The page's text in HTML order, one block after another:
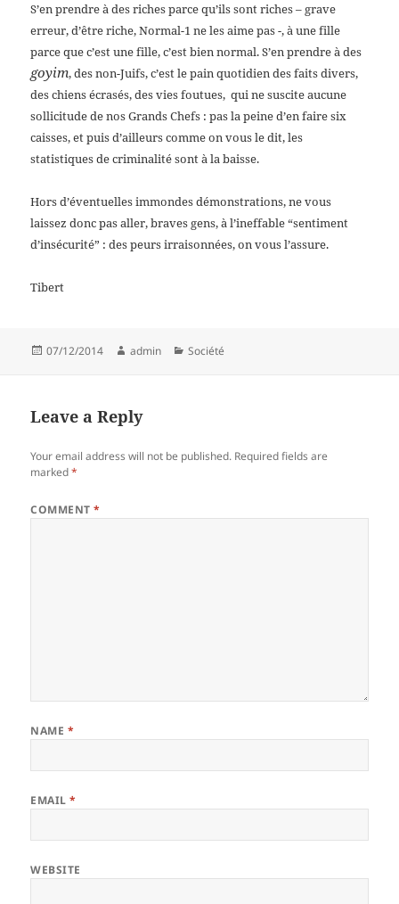
S’en prendre à des riches parce qu’ils sont riches – grave
erreur, d’être riche, Normal-1 ne les aime pas -, à une fille
parce que c’est une fille, c’est bien normal. S’en prendre à des
goyim,des non-Juifs, c’est le pain quotidien des faits divers,
des chiens écrasés, des vies foutues, qui ne suscite aucune
sollicitude de nos Grands Chefs : pas la peine d’en faire six
caisses, et puis d’ailleurs comme on vous le dit, les
statistiques de criminalité sont à la baisse.
Hors d’éventuelles immondes démonstrations, ne vous
laissez donc pas aller, braves gens, à l’ineffable “sentiment
d’insécurité” : des peurs irraisonnées, on vous l’assure.
Tibert
Posted
07/12/2014 Author
admin Categories
Société
Leave a Reply
Your email address will not be published. Required fields are
marked*
COMMENT*
NAME *
EMAIL*
WEBSITE